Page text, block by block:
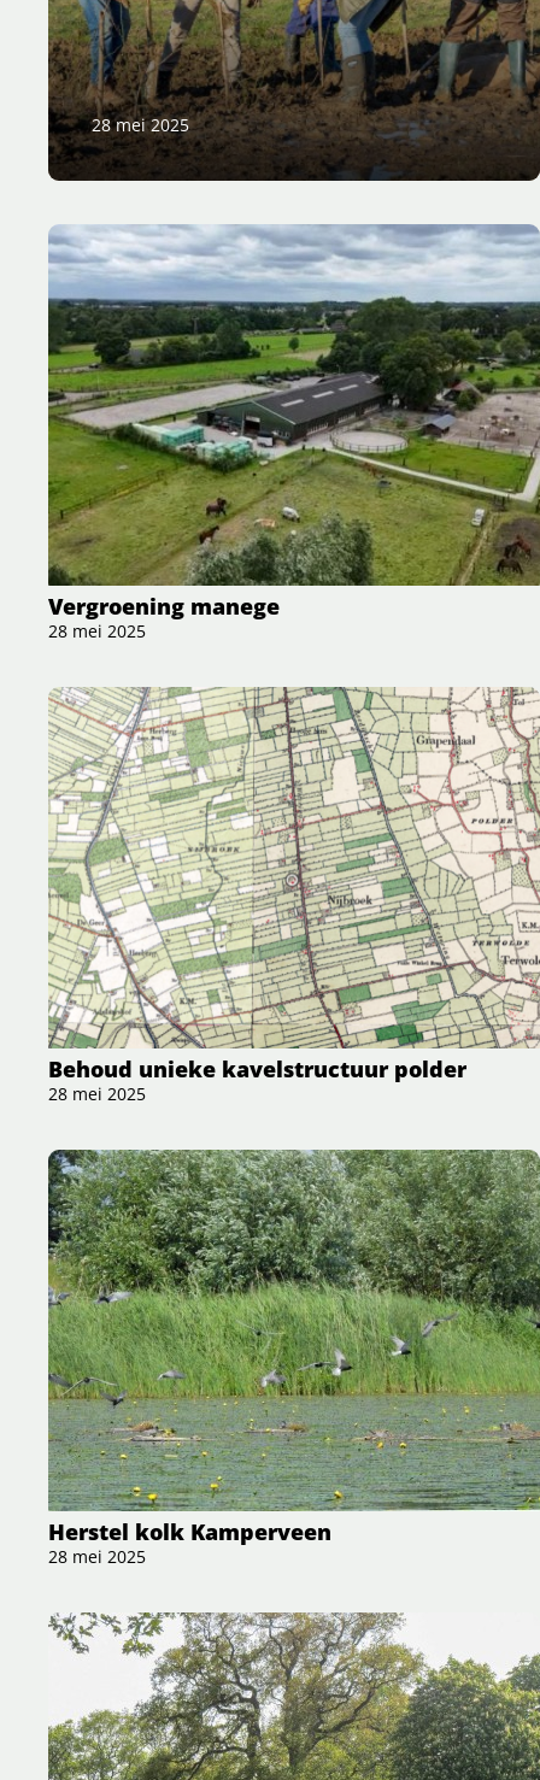
28 mei 2025
Vergroening manege
28 mei 2025
Behoud unieke kavelstructuur polder
28 mei 2025
Herstel kolk Kamperveen
28 mei 2025